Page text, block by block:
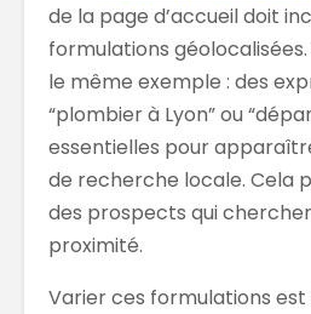
de la page d’accueil doit
formulations
le même exemple : des
“plombier à Lyon” ou
essentielles pour
de recherche locale. Cela
des prospects qui
proximité.
Varier ces formulations